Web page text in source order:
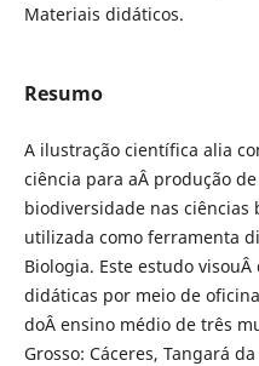
Materiais didáticos.
Resumo
A ilustração científica alia
ciência para aÂ produção
biodiversidade nas ciências
utilizada como ferramenta
Biologia. Este estudo
didáticas por meio de
doÂ ensino médio de três
Grosso: Cáceres, Tangará